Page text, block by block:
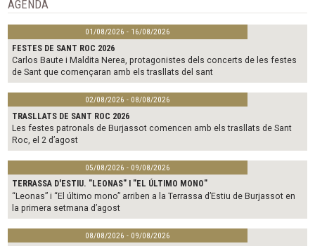
k
AGENDA
01/08/2026 - 16/08/2026
FESTES DE SANT ROC 2026
Carlos Baute i Maldita Nerea, protagonistes dels concerts de les festes
de Sant que començaran amb els trasllats del sant
02/08/2026 - 08/08/2026
TRASLLATS DE SANT ROC 2026
Les festes patronals de Burjassot comencen amb els trasllats de Sant
Roc, el 2 d’agost
05/08/2026 - 09/08/2026
TERRASSA D'ESTIU. "LEONAS" I "EL ÚLTIMO MONO"
“Leonas” i “El último mono” arriben a la Terrassa d’Estiu de Burjassot en
la primera setmana d’agost
08/08/2026 - 09/08/2026